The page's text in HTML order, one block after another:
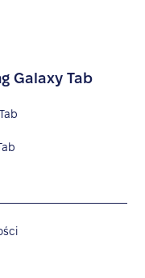
Galaxy Tab